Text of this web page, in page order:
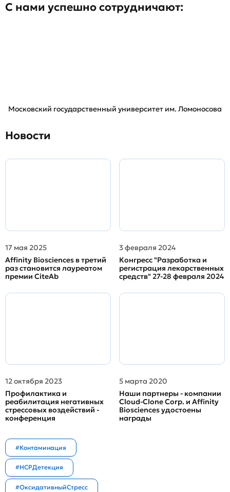
С нами успешно сотрудничают:
Московский государственный университет им. Ломоносова
Новости
17 мая 2025
Affinity Biosciences в третий
раз становится лауреатом
премии CiteAb
3 февраля 2024
Конгресс "Разработка и
регистрация лекарственных
средств" 27-28 февраля 2024
12 октября 2023
Профилактика и
реабилитация негативных
стрессовых воздействий -
конференция
5 марта 2020
Наши партнеры - компании
Cloud-Clone Corp. и Affinity
Biosciences удостоены
награды
#Контаминация
#HCPДетекция
#ОксидативныйСтресс